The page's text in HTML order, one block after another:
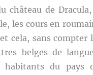
château de
les cours en
cela, sans compter
belges de
habitants du pays